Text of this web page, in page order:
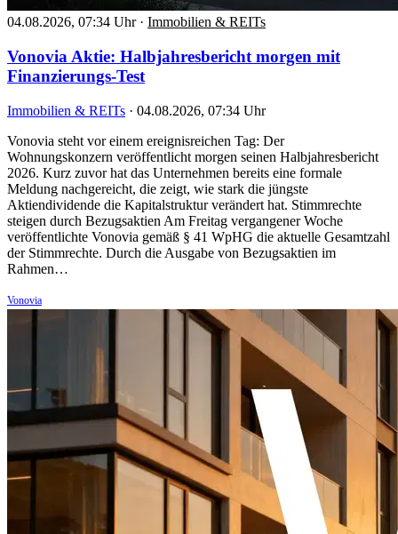
04.08.2026, 07:34 Uhr · Immobilien & REITs
Vonovia Aktie: Halbjahresbericht morgen mit
Finanzierungs-Test
Immobilien & REITs · 04.08.2026, 07:34 Uhr
Vonovia steht vor einem ereignisreichen Tag: Der
Wohnungskonzern veröffentlicht morgen seinen Halbjahresbericht
2026. Kurz zuvor hat das Unternehmen bereits eine formale
Meldung nachgereicht, die zeigt, wie stark die jüngste
Aktiendividende die Kapitalstruktur verändert hat. Stimmrechte
steigen durch Bezugsaktien Am Freitag vergangener Woche
veröffentlichte Vonovia gemäß § 41 WpHG die aktuelle Gesamtzahl
der Stimmrechte. Durch die Ausgabe von Bezugsaktien im
Rahmen…
Vonovia